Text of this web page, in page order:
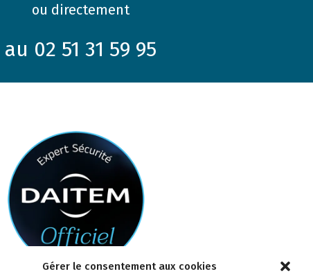
Gérer le consentement aux cookies
ou directement
au 02 51 31 59 95